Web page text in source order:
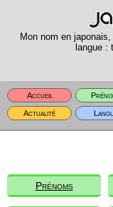
Mon nom en
langue :
Accueil
Actualité
Prénoms